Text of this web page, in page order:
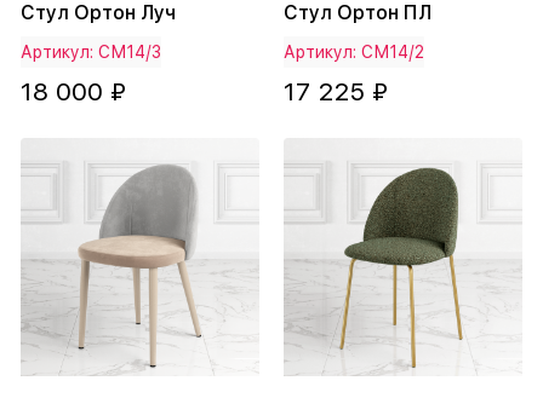
Стул Ортон Луч
Артикул: СМ14/3
18 000 ₽
Стул Ортон ПЛ
Артикул: СМ14/2
17 225 ₽